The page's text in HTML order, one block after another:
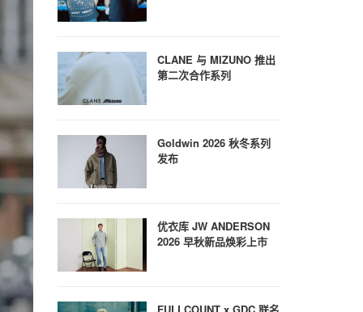
CLANE 与 MIZUNO 推出
第二次合作系列
Goldwin 2026 秋冬系列
发布
优衣库 JW ANDERSON
2026 早秋新品焕彩上市